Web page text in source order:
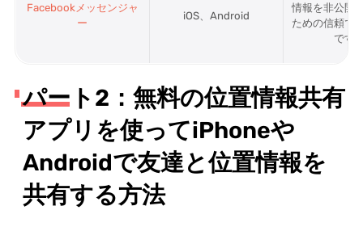
Facebookメッセンジャ
ー
iOS、Android
情報を非公開
ための信頼で
です
パート2：無料の位置情報共有
アプリを使ってiPhoneや
Androidで友達と位置情報を
共有する方法